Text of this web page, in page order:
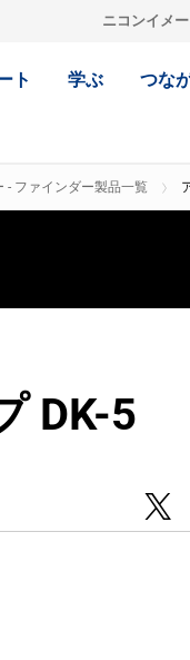
ニコンイメ
ト 学ぶ つな
- ファインダー製品一覧
DK-5